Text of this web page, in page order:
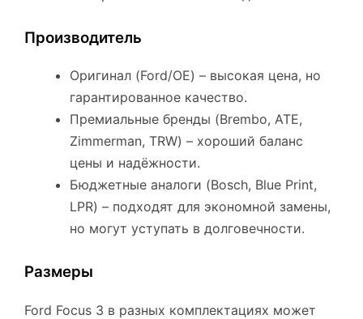
Производитель
Оригинал (Ford/OE) – высокая цена, но
гарантированное качество.
Премиальные бренды (Brembo, ATE,
Zimmerman, TRW) – хороший баланс
цены и надёжности.
Бюджетные аналоги (Bosch, Blue Print,
LPR) – подходят для экономной замены,
но могут уступать в долговечности.
Размеры
Ford Focus 3 в разных комплектациях может